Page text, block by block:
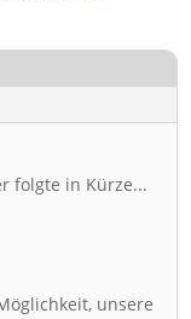
folgte in Kürze...
unsere